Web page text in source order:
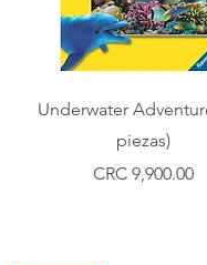
Vista rápida
Underwater
piezas)
Precio
CRC 9,900.00